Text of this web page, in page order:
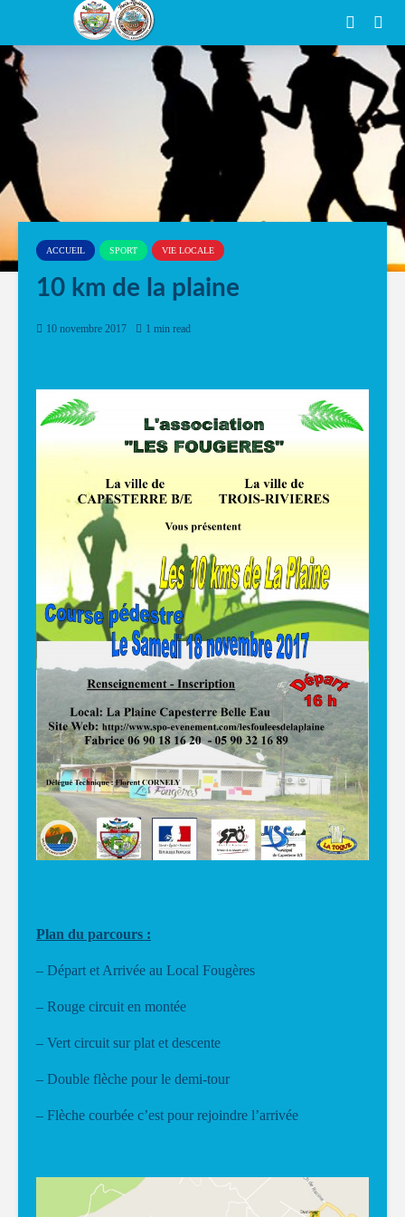
ACCUEIL SPORT VIE LOCALE
10 km de la plaine
10 novembre 2017 1 min read
Plan du parcours :
– Départ et Arrivée au Local Fougères
– Rouge circuit en montée
– Vert circuit sur plat et descente
– Double flèche pour le demi-tour
– Flèche courbée c’est pour rejoindre l’arrivée